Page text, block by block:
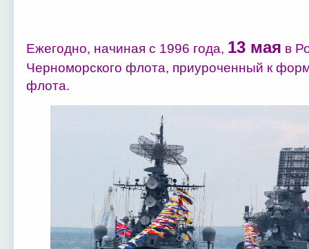
Ежегодно, начиная с 1996 года, 13 мая в
Черноморского флота, приуроченный к
флота.